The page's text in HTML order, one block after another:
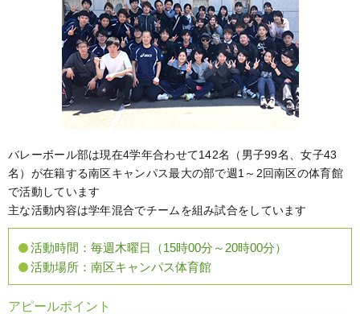
バレーボール部は現在4学年合わせて142名（男子99名、女子43
名）が在籍する南区キャンパス最大の部で週1～2回南区の体育館
で活動しています
主な活動内容は学年混合でチームを組み試合をしています
活動時間： 毎週木曜日（15時00分～20時00分）
活動場所： 南区キャンパス体育館
アピールポイント